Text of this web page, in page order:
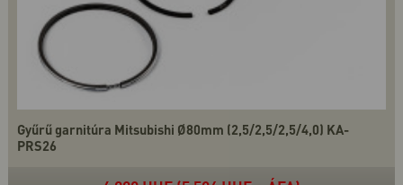
Gyűrű garnitúra Mitsubishi Ø80mm (2,5/2,5/2,5/4,0) KA-
PRS26